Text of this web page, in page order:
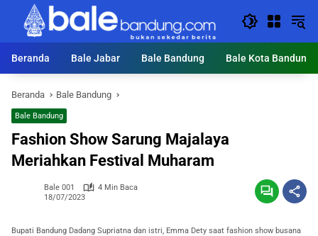
Langsung
konten
Beranda
Bale Jabar Bale Bandung Bale Kota Bandung
Beranda Bale Bandung
Bale Bandung
Fashion Show Sarung Majalaya
Meriahkan Festival Muharam
Bale 001
4 Min Baca
18/07/2023
Bupati Bandung Dadang Supriatna dan istri, Emma Dety saat fashion show busana